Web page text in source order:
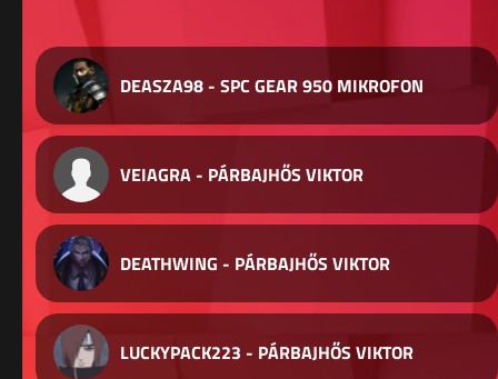
DEASZA98 - SPC GEAR 950 MIKROFON
VEIAGRA - PÁRBAJHŐS VIKTOR
DEATHWING - PÁRBAJHŐS VIKTOR
LUCKYPACK223 - PÁRBAJHŐS VIKTOR